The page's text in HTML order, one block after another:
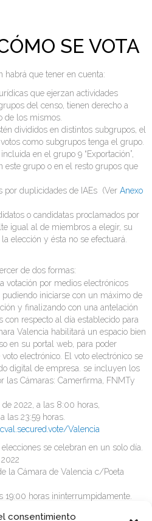
consentimiento
SE VOTA
habrá que tener en cuenta:
que ejerzan actividades
del censo, tienen derecho a
de los mismos.
divididos en distintos subgrupos, el
como subgrupos tenga el grupo.
en el grupo 9 “Exportación”,
este grupo o en el resto grupos que
por duplicidades de IAEs (Ver Anexo
o candidatas proclamados por
igual al de miembros a elegir, su
elección y ésta no se efectuará.
de dos formas:
votación por medios electrónicos
pudiendo iniciarse con un máximo de
y finalizando con una antelación
con respecto al día establecido para
Valencia habilitará un espacio bien
en su portal web, para poder
electrónico. El voto electrónico se
digital de empresa. se incluyen los
las Cámaras: Camerfirma, FNMTy
2022, a las 8:00 horas,
las 23:59 horas.
Valencia
elecciones se celebran en un solo día.
la Cámara de Valencia c/Poeta
19:00 horas ininterrumpidamente.